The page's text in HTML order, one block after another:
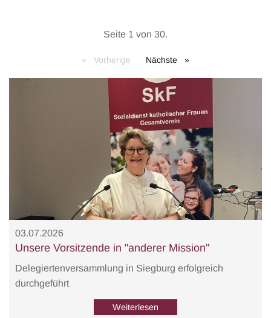
Seite 1 von 30.
Vorherige Nächste
03.07.2026
Unsere Vorsitzende in "anderer Mission"
Delegiertenversammlung in Siegburg erfolgreich
durchgeführt
Weiterlesen